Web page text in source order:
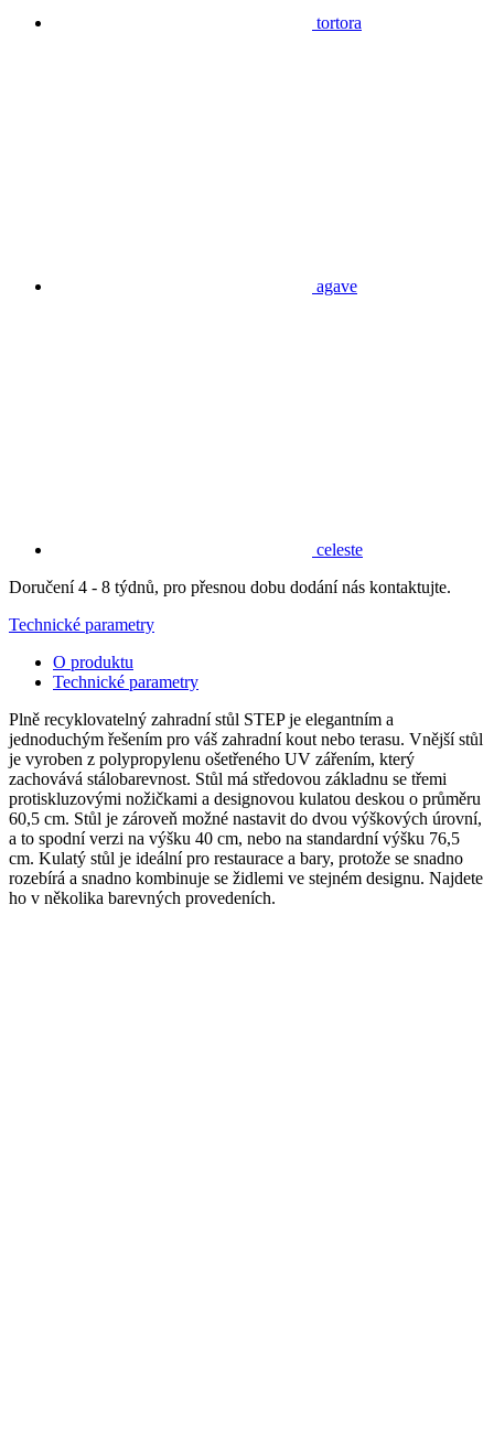
tortora
agave
celeste
Doručení 4 - 8 týdnů, pro přesnou dobu dodání nás kontaktujte.
Technické parametry
O produktu
Technické parametry
Plně recyklovatelný zahradní stůl STEP je elegantním a
jednoduchým řešením pro váš zahradní kout nebo terasu. Vnější stůl
je vyroben z polypropylenu ošetřeného UV zářením, který
zachovává stálobarevnost. Stůl má středovou základnu se třemi
protiskluzovými nožičkami a designovou kulatou deskou o průměru
60,5 cm. Stůl je zároveň možné nastavit do dvou výškových úrovní,
a to spodní verzi na výšku 40 cm, nebo na standardní výšku 76,5
cm. Kulatý stůl je ideální pro restaurace a bary, protože se snadno
rozebírá a snadno kombinuje se židlemi ve stejném designu. Najdete
ho v několika barevných provedeních.